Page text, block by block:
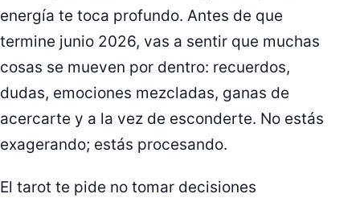
energía te toca profundo. Antes de que
termine junio 2026, vas a sentir que muchas
cosas se mueven por dentro: recuerdos,
dudas, emociones mezcladas, ganas de
acercarte y a la vez de esconderte. No estás
exagerando; estás procesando.
El tarot te pide no tomar decisiones